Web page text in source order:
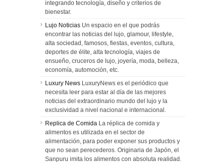
integrando tecnología, diseño y criterios de
bienestar.
Lujo Noticias Un espacio en el que podrás
encontrar las noticias del lujo, glamour, lifestyle,
alta sociedad, famosos, fiestas, eventos, cultura,
deportes de élite, alta tecnología, viajes de
ensueño, cruceros de lujo, joyería, moda, belleza,
economía, automoción, etc.
Luxury News LuxuryNews es el periódico que
necesita leer para estar al día de las mejores
noticias del extraordinario mundo del lujo y la
exclusividad a nivel nacional e internacional.
Replica de Comida La réplica de comida y
alimentos es utilizada en el sector de
alimentación, para poder exponer sus productos y
que no sean perecederos. Originaria de Japón, el
Sanpuru imita los alimentos con absoluta realidad.